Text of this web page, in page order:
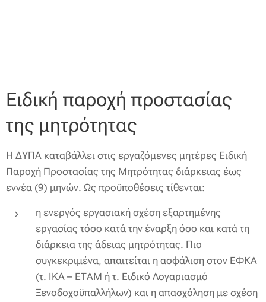
Ειδική παροχή προστασίας
της μητρότητας
Η ΔΥΠΑ καταβάλλει στις εργαζόμενες μητέρες Ειδική
Παροχή Προστασίας της Μητρότητας διάρκειας έως
εννέα (9) μηνών. Ως προϋποθέσεις τίθενται:
η ενεργός εργασιακή σχέση εξαρτημένης
εργασίας τόσο κατά την έναρξη όσο και κατά τη
διάρκεια της άδειας μητρότητας. Πιο
συγκεκριμένα, απαιτείται η ασφάλιση στον ΕΦΚΑ
(τ. ΙΚΑ – ΕΤΑΜ ή τ. Ειδικό Λογαριασμό
Ξενοδοχοϋπαλλήλων) και η απασχόληση με σχέση